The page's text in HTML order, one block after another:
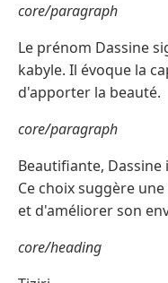
core/paragraph
Le prénom Dassine
kabyle. Il évoque la
d'apporter la beauté.
core/paragraph
Beautifiante,
Ce choix suggère
et d'améliorer son
core/heading